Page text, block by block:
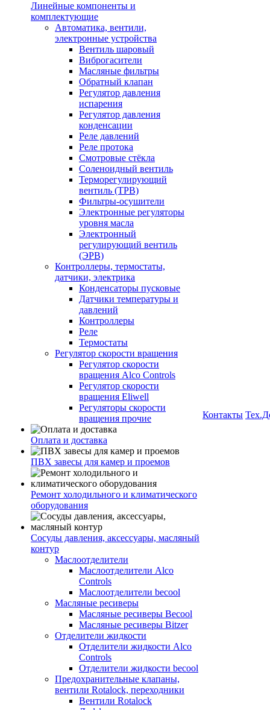
Линейные компоненты и
комплектующие
Автоматика, вентили,
электронные устройства
Вентиль шаровый
Виброгасители
Масляные фильтры
Обратный клапан
Регулятор давления
испарения
Регулятор давления
конденсации
Реле давлений
Реле протока
Смотровые стёкла
Соленоидный вентиль
Терморегулирующий
вентиль (ТРВ)
Фильтры-осушители
Электронные регуляторы
уровня масла
Электронный
регулирующий вентиль
(ЭРВ)
Контроллеры, термостаты,
датчики, электрика
Конденсаторы пусковые
Датчики температуры и
давлений
Контроллеры
Реле
Термостаты
Регулятор скорости вращения
Регулятор скорости
вращения Alco Controls
Регулятор скорости
вращения Eliwell
Регуляторы скорости
вращения прочие
Оплата и доставка
ПВХ завесы для камер и проемов
Ремонт холодильного и климатического
оборудования
Сосуды давления, аксессуары, масляный
контур
Маслоотделители
Маслоотделители Alco
Controls
Маслоотделители becool
Масляные ресиверы
Масляные ресиверы Becool
Масляные ресиверы Bitzer
Отделители жидкости
Отделители жидкости Alco
Controls
Отделители жидкости becool
Предохранительные клапаны,
вентили Rotalock, переходники
Вентили Rotalock
Контакты